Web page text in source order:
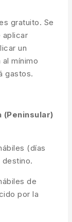
gratuito. Se
aplicar
un
mínimo
gastos.
(Peninsular)
(días
de
por la